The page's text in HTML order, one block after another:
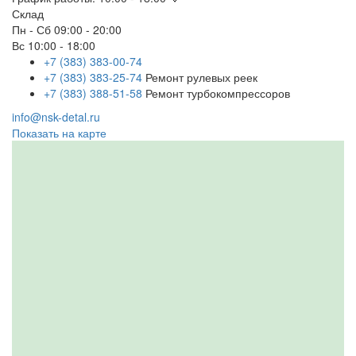
Склад
Пн - Сб 09:00 - 20:00
Вс 10:00 - 18:00
+7 (383) 383-00-74
+7 (383) 383-25-74 Ремонт рулевых реек
+7 (383) 388-51-58 Ремонт турбокомпрессоров
info@nsk-detal.ru
Показать на карте